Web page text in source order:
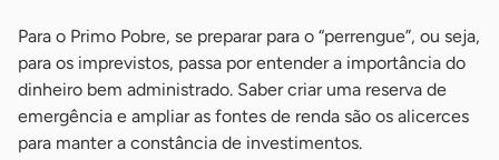
Para o Primo Pobre, se preparar para o “perrengue”, ou seja,
para os imprevistos, passa por entender a importância do
dinheiro bem administrado. Saber criar uma reserva de
emergência e ampliar as fontes de renda são os alicerces
para manter a constância de investimentos.